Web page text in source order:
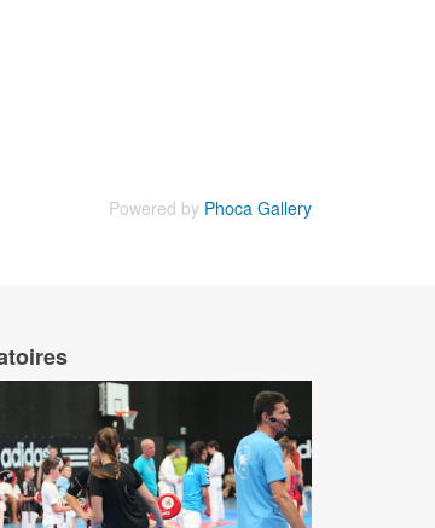
Powered by Phoca Gallery